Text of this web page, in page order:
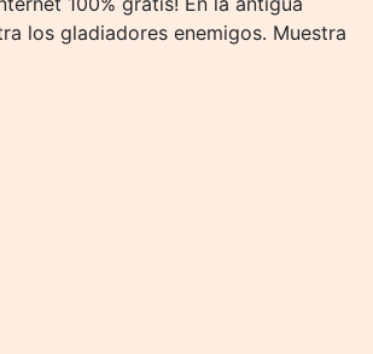
los gladiadores enemigos. Muestra